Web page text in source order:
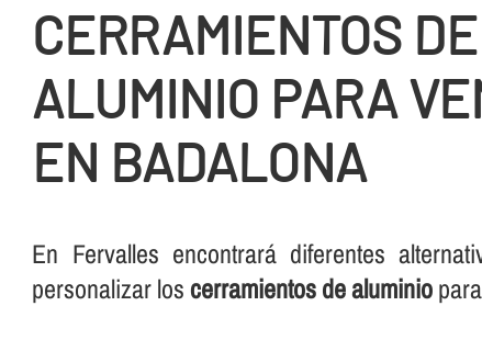
CERRAMIENTOS DE
ALUMINIO PARA
EN BADALONA
En Fervalles encontrará diferentes
personalizar loscerramientos de aluminio